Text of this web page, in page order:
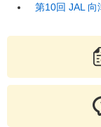
第10回 JAL 向